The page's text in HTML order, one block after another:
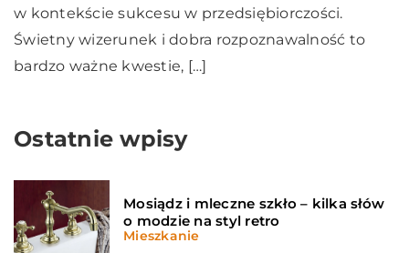
w kontekście sukcesu w przedsiębiorczości.
Świetny wizerunek i dobra rozpoznawalność to
bardzo ważne kwestie, […]
Ostatnie wpisy
Mosiądz i mleczne szkło – kilka słów
o modzie na styl retro
Mieszkanie